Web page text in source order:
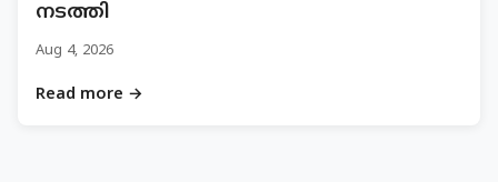
നടത്തി
Aug 4, 2026
Read more →